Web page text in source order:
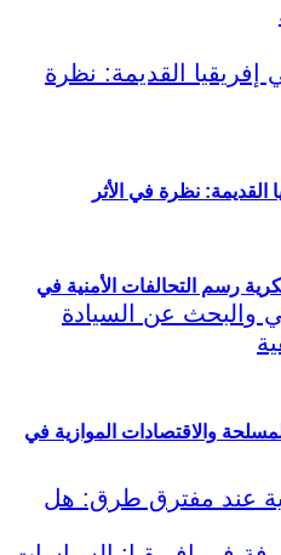
رسم التحالفات الأمنية في
القديمة: نظرة في الأثر
والاقتصادات الموازية في